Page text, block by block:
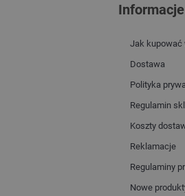
Informacje
Jak kupować
Dostawa
Polityka
Regulamin
Koszty
Reklamacje
Regulaminy
Nowe